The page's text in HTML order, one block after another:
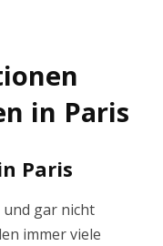
in Paris
Paris
und gar nicht
immer viele